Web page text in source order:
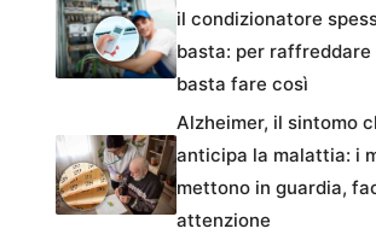
il condizionatore
basta: per raffreddare
basta fare così
Alzheimer, il sintomo
anticipa la malattia: i
mettono in guardia,
attenzione